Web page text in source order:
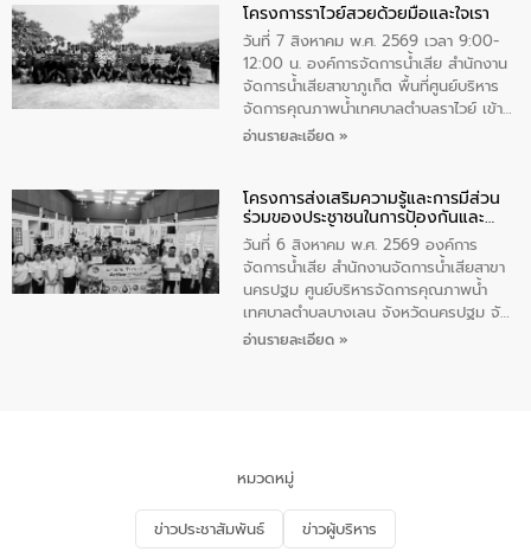
ทองคำและประกาศเกียรติคุณให้แก่ กำนัน
ผู้ใหญ่บ้านยอดเยี่ยม พร้อมกล่าวชื่นชม ให้
โอวาท และมอบนโยบาย
โครงการราไวย์สวยด้วยมือและใจเรา
วันที่ 7 สิงหาคม พ.ศ. 2569 เวลา 9:00-
12:00 น. องค์การจัดการน้ำเสีย สำนักงาน
จัดการน้ำเสียสาขาภูเก็ต พื้นที่ศูนย์บริหาร
จัดการคุณภาพน้ำเทศบาลตำบลราไวย์ เข้า
ร่วมโครงการราไวย์สวยด้วยมือและใจเรา
ประชาชน ตัวแทนจากโรงแรมต่างๆ ในเขต
เทศบาลตำบลราไวย์ ศูนย์บริหารจัดการ
คุณภาพน้ำเทศบาลตำบลราไวย์ นำโดยนาย
น้อย แก้วเศษ ผู้จัดการสำนักงานจัดการน้ำ
เสียสาขาภูเก็ต พร้อมด้วยเจ้าหน้าที่ จำนวน
5 คน ร่วมทำกิจกรรม ทำความสะอาด
ชายหาดและแหล่งท่องเที่ยว ณ บริเวณ
อ่านรายละเอียด »
โครงการส่งเสริมความรู้และการมีส่วน
ร่วมของประชาชนในการป้องกันและ
แก้ไขปัญหาน้ำเสียอย่างยั่งยืน
วันที่ 6 สิงหาคม พ.ศ. 2569 องค์การ
จัดการน้ำเสีย สำนักงานจัดการน้ำเสียสาขา
นครปฐม ศูนย์บริหารจัดการคุณภาพน้ำ
เทศบาลตำบลบางเลน จังหวัดนครปฐม จัด
กิจกรรมภายใต้โครงการส่งเสริมความรู้และ
จัดการน้ำเสียและสร้างจิตสำนึกในการ
อนุรักษ์สิ่งแวดล้อม ในหัวข้อ “น้ำเสียชุมชน
และการบำบัดน้ำเสียเบื้องต้น” โดยให้ความรู้
เกี่ยวกับสาเหตุและผลกระทบของน้ำเสีย
อ่านรายละเอียด »
หมวดหมู่
ข่าวประชาสัมพันธ์ ข่าวผู้บริหาร